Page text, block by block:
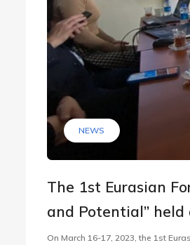
NEWS
The 1st Eurasian
and Potential”
On March 16-17, 2023, the 1st